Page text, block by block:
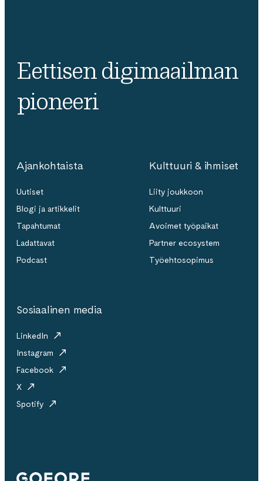
Eettisen digimaailman
pioneeri
Ajankohtaista
Uutiset
Blogi ja artikkelit
Tapahtumat
Ladattavat
Podcast
Kulttuuri & ihmiset
Liity joukkoon
Kulttuuri
Avoimet työpaikat
Partner ecosystem
Työehtosopimus
Sosiaalinen media
LinkedIn
Instagram
Facebook
X
Spotify